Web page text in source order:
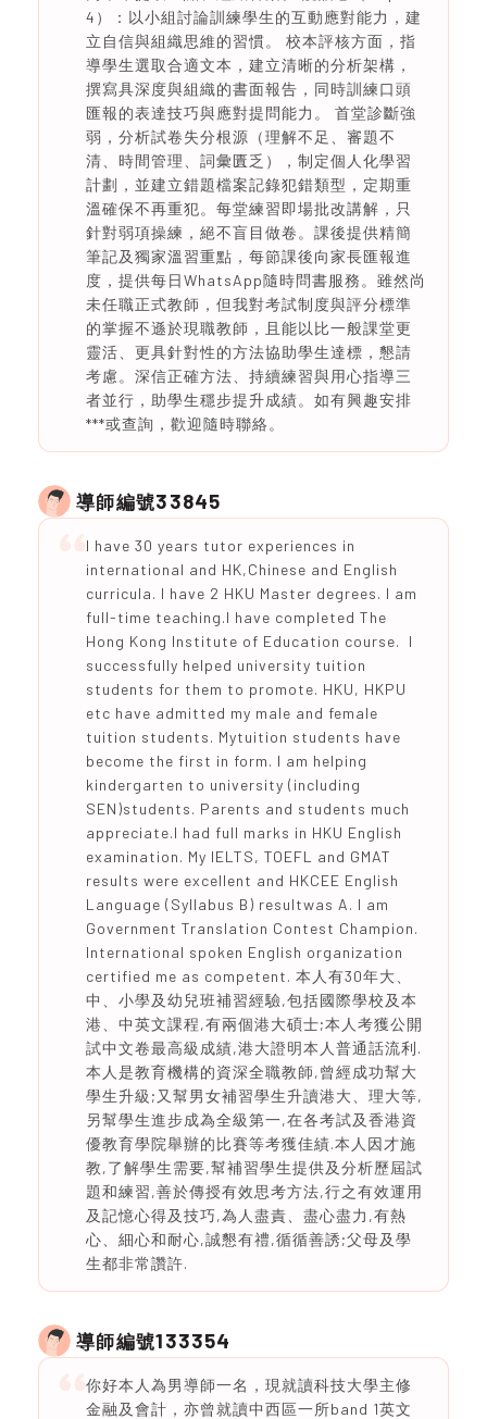
4）：以小組討論訓練學生的互動應對能力，建
立自信與組織思維的習慣。 校本評核方面，指
導學生選取合適文本，建立清晰的分析架構，
撰寫具深度與組織的書面報告，同時訓練口頭
匯報的表達技巧與應對提問能力。 首堂診斷強
弱，分析試卷失分根源（理解不足、審題不
清、時間管理、詞彙匱乏），制定個人化學習
計劃，並建立錯題檔案記錄犯錯類型，定期重
溫確保不再重犯。每堂練習即場批改講解，只
針對弱項操練，絕不盲目做卷。課後提供精簡
筆記及獨家溫習重點，每節課後向家長匯報進
度，提供每日WhatsApp隨時問書服務。雖然尚
未任職正式教師，但我對考試制度與評分標準
的掌握不遜於現職教師，且能以比一般課堂更
靈活、更具針對性的方法協助學生達標，懇請
考慮。深信正確方法、持續練習與用心指導三
者並行，助學生穩步提升成績。如有興趣安排
***或查詢，歡迎隨時聯絡。
導師編號33845
I have 30 years tutor experiences in
international and HK,Chinese and English
curricula. I have 2 HKU Master degrees. I am
full-time teaching.I have completed The
Hong Kong Institute of Education course. I
successfully helped university tuition
students for them to promote. HKU, HKPU
etc have admitted my male and female
tuition students. Mytuition students have
become the first in form. I am helping
kindergarten to university (including
SEN)students. Parents and students much
appreciate.I had full marks in HKU English
examination. My IELTS, TOEFL and GMAT
results were excellent and HKCEE English
Language (Syllabus B) resultwas A. I am
Government Translation Contest Champion.
International spoken English organization
certified me as competent. 本人有30年大、
中、小學及幼兒班補習經驗,包括國際學校及本
港、中英文課程,有兩個港大碩士;本人考獲公開
試中文卷最高級成績,港大證明本人普通話流利.
本人是教育機構的資深全職教師,曾經成功幫大
學生升級;又幫男女補習學生升讀港大、理大等,
另幫學生進步成為全級第一,在各考試及香港資
優教育學院舉辦的比賽等考獲佳績.本人因才施
教,了解學生需要,幫補習學生提供及分析歷屆試
題和練習,善於傳授有效思考方法,行之有效運用
及記憶心得及技巧,為人盡責、盡心盡力,有熱
心、細心和耐心,誠懇有禮,循循善誘;父母及學
生都非常讚許.
導師編號133354
你好本人為男導師一名，現就讀科技大學主修
金融及會計，亦曾就讀中西區一所band 1英文